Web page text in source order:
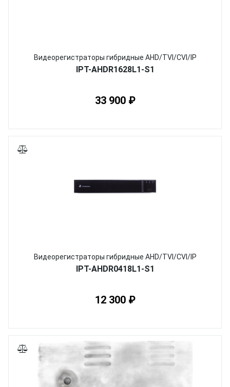
Видеорегистраторы гибридные AHD/TVI/CVI/IP
IPT-AHDR1628L1-S1
33 900 ₽
Видеорегистраторы гибридные AHD/TVI/CVI/IP
IPT-AHDR0418L1-S1
12 300 ₽